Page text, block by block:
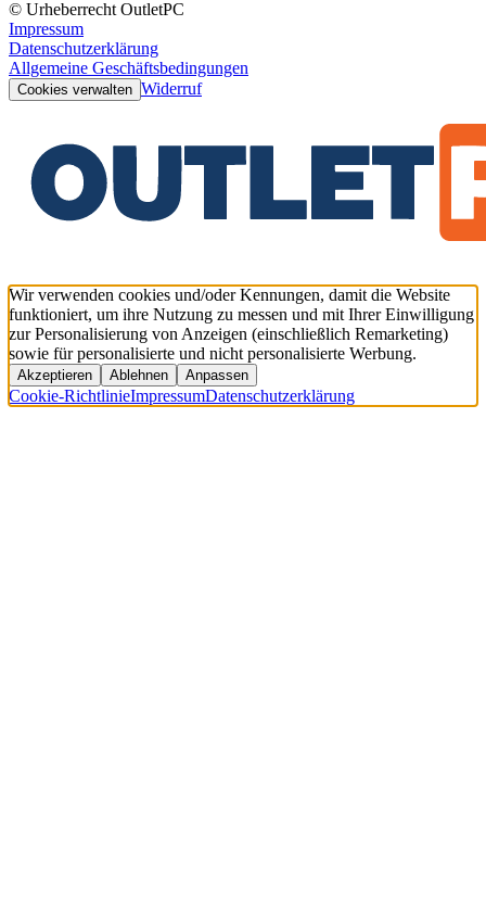
© Urheberrecht OutletPC
Impressum
Datenschutzerklärung
Allgemeine Geschäftsbedingungen
Cookies verwalten Widerruf
Wir verwenden cookies und/oder Kennungen, damit die Website
funktioniert, um ihre Nutzung zu messen und mit Ihrer Einwilligung
zur Personalisierung von Anzeigen (einschließlich Remarketing)
sowie für personalisierte und nicht personalisierte Werbung.
Akzeptieren Ablehnen Anpassen
Cookie-RichtlinieImpressumDatenschutzerklärung